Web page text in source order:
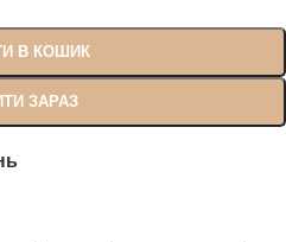
В КОШИК
ЗАРАЗ